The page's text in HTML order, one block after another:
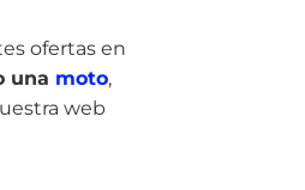
ofertas en
una moto,
web